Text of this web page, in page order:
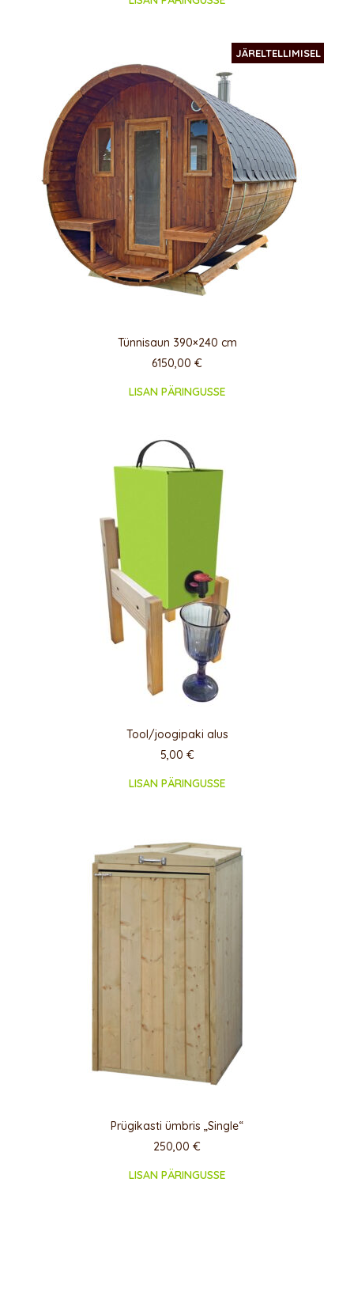
JÄRELTELLIMISEL
Tünnisaun 390×240 cm
6150,00 €
LISAN PÄRINGUSSE
Tool/joogipaki alus
5,00 €
LISAN PÄRINGUSSE
Prügikasti ümbris „Single“
250,00 €
LISAN PÄRINGUSSE